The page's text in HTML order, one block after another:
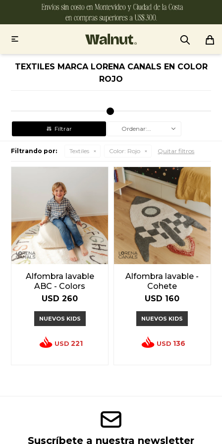

TEXTILES MARCA LORENA CANALS EN COLOR
ROJO
Recomendados
Filtrando por: Textiles Color: Rojo Quitar filtros
Alfombra lavable
ABC - Colors
USD 260
NUEVOS KIDS
USD 221
Alfombra lavable -
Cohete
USD 160
NUEVOS KIDS
USD 136
Suscríbete a nuestra newsletter